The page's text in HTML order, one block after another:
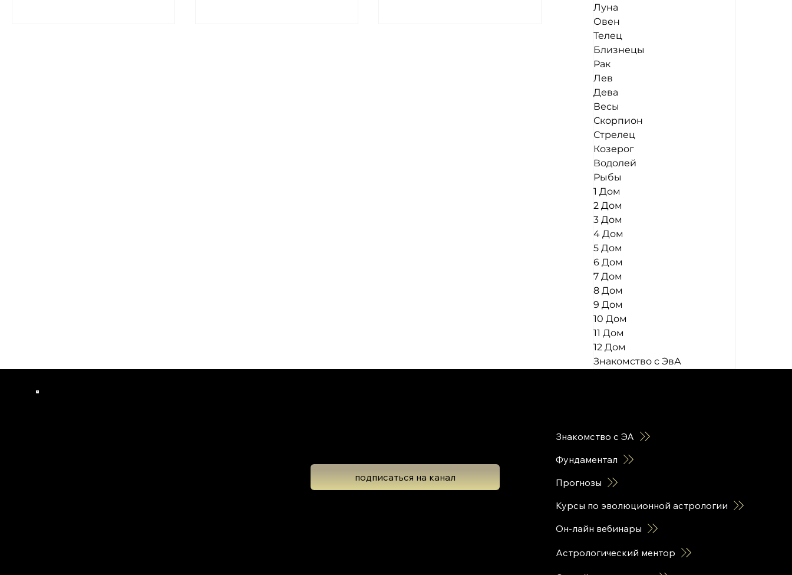
Луна
Овен
Телец
Близнецы
Рак
Лев
Дева
Весы
Скорпион
Стрелец
Козерог
Водолей
Рыбы
1 Дом
2 Дом
3 Дом
4 Дом
5 Дом
6 Дом
7 Дом
8 Дом
9 Дом
10 Дом
11 Дом
12 Дом
Знакомство с ЭвА
подписаться на канал
Знакомство с ЭА
Фундаментал
Прогнозы
Курсы по эволюционной астрологии
Он-лайн вебинары
Астрологический ментор